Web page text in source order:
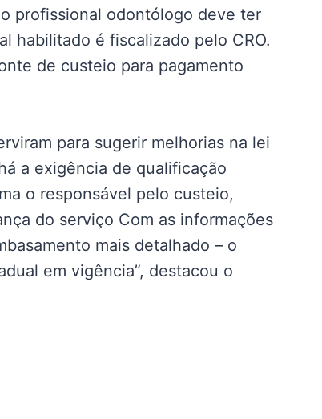
profissional odontólogo deve ter
habilitado é fiscalizado pelo CRO.
de custeio para pagamento
para sugerir melhorias na lei
a exigência de qualificação
o responsável pelo custeio,
do serviço Com as informações
mais detalhado – o
em vigência”, destacou o